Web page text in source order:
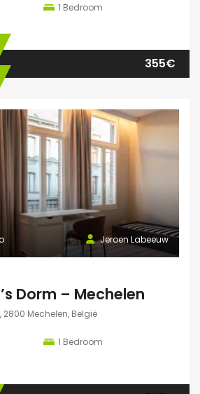
1 Bedroom
355€
Jeroen Labeeuw
Dorm – Mechelen
2800 Mechelen, België
1 Bedroom